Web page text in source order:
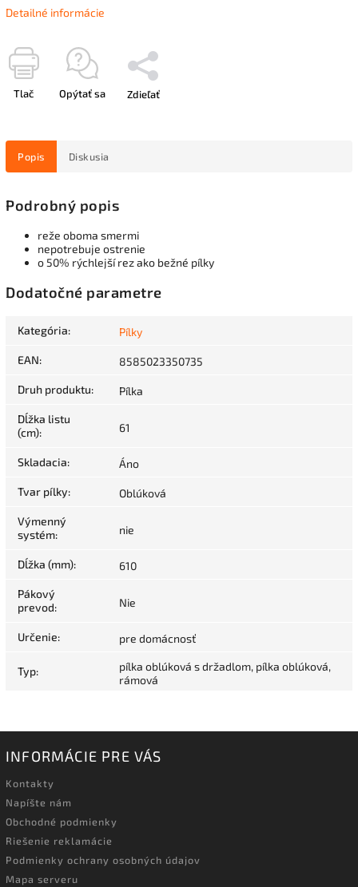
Detailné informácie
Tlač Opýtať sa Zdieľať
Popis Diskusia
Podrobný popis
reže oboma smermi
nepotrebuje ostrenie
o 50% rýchlejší rez ako bežné pílky
Dodatočné parametre
Kategória: Pílky
EAN: 8585023350735
Druh produktu: Pílka
Dĺžka listu
(cm): 61
Skladacia: Áno
Tvar pílky: Oblúková
Výmenný
systém: nie
Dĺžka (mm): 610
Pákový
prevod: Nie
Určenie: pre domácnosť
Typ:
pílka oblúková s držadlom, pílka oblúková,
rámová
INFORMÁCIE PRE VÁS
Kontakty
Napíšte nám
Obchodné podmienky
Riešenie reklamácie
Podmienky ochrany osobných údajov
Mapa serveru